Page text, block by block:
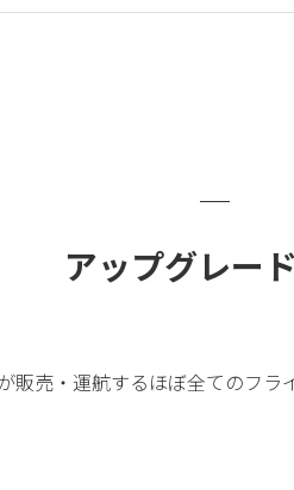
アップグレー
販売・運航するほぼ全てのフ